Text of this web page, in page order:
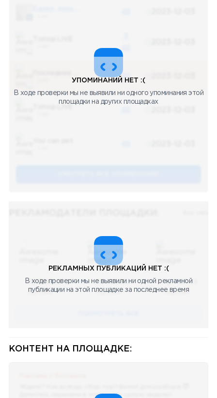
48
48
УПОМИНАНИЙ НЕТ :(
В ходе проверки мы не выявили ни одного упоминания этой
площадки на других площадках
08.05.2023
Научный
08.05.2023
Научный
08.05.2023
Научный
РЕКЛАМНЫХ ПУБЛИКАЦИЙ НЕТ :(
В ходе проверки мы не выявили ни одной рекламной
публикации на этой площадке за последнее время
КОНТЕНТ НА ПЛОЩАДКЕ:
Делитесь скринами в комментах целую неделю!